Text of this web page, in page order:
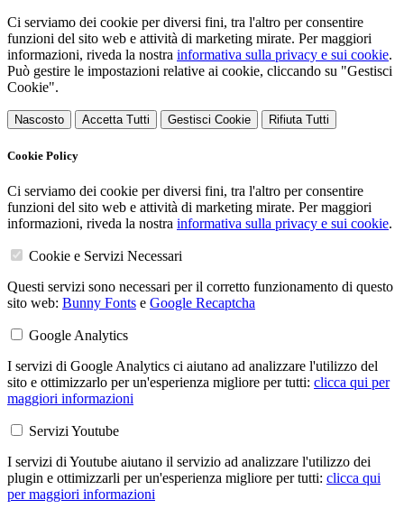
Ci serviamo dei cookie per diversi fini, tra l'altro per consentire
funzioni del sito web e attività di marketing mirate. Per maggiori
informazioni, riveda la nostra informativa sulla privacy e sui cookie.
Può gestire le impostazioni relative ai cookie, cliccando su "Gestisci
Cookie".
Nascosto Accetta Tutti Gestisci Cookie Rifiuta Tutti
Cookie Policy
Ci serviamo dei cookie per diversi fini, tra l'altro per consentire
funzioni del sito web e attività di marketing mirate. Per maggiori
informazioni, riveda la nostra informativa sulla privacy e sui cookie.
Cookie e Servizi Necessari
Questi servizi sono necessari per il corretto funzionamento di questo
sito web: Bunny Fonts e Google Recaptcha
Google Analytics
I servizi di Google Analytics ci aiutano ad analizzare l'utilizzo del
sito e ottimizzarlo per un'esperienza migliore per tutti: clicca qui per
maggiori informazioni
Servizi Youtube
I servizi di Youtube aiutano il servizio ad analizzare l'utilizzo dei
plugin e ottimizzarli per un'esperienza migliore per tutti: clicca qui
per maggiori informazioni